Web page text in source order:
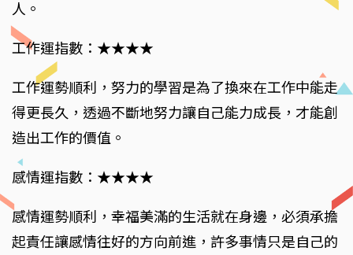
人。
工作運指數：★★★★
工作運勢順利，努力的學習是為了換來在工作中能走
得更長久，透過不斷地努力讓自己能力成長，才能創
造出工作的價值。
感情運指數：★★★★
感情運勢順利，幸福美滿的生活就在身邊，必須承擔
起責任讓感情往好的方向前進，許多事情只是自己的